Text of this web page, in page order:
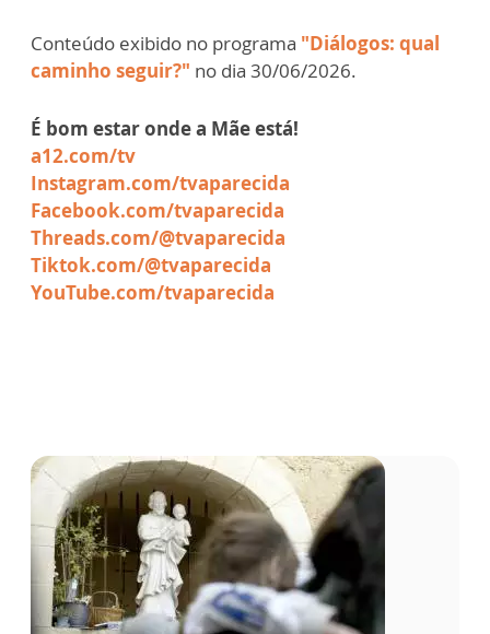
Conteúdo exibido no programa "Diálogos: qual
caminho seguir?" no dia 30/06/2026.
É bom estar onde a Mãe está!
a12.com/tv
Instagram.com/tvaparecida
Facebook.com/tvaparecida
Threads.com/@tvaparecida
Tiktok.com/@tvaparecida
YouTube.com/tvaparecida